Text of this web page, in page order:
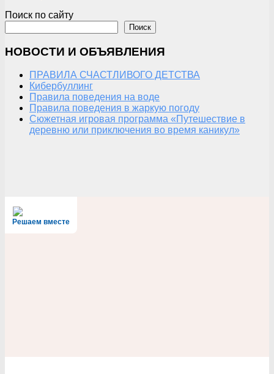
Поиск по сайту
Поиск
НОВОСТИ И ОБЪЯВЛЕНИЯ
ПРАВИЛА СЧАСТЛИВОГО ДЕТСТВА
Кибербуллинг
Правила поведения на воде
Правила поведения в жаркую погоду
Сюжетная игровая программа «Путешествие в
деревню или приключения во время каникул»
Решаем вместе